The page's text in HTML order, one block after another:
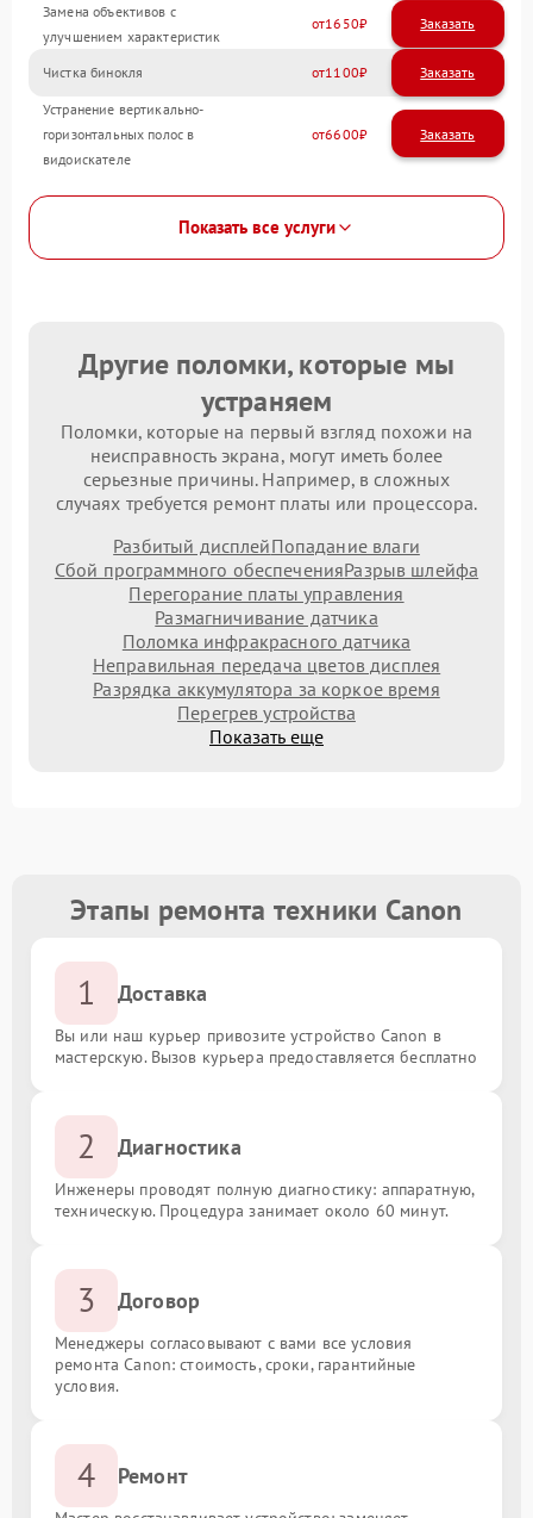
Замена объективов с
улучшением характеристик
1650
Чистка бинокля 1100
Устранение вертикально-
горизонтальных полос в
видоискателе
6600
Показать все услуги
Другие поломки, которые мы
устраняем
Поломки, которые на первый взгляд похожи на
неисправность экрана, могут иметь более
серьезные причины. Например, в сложных
случаях требуется ремонт платы или процессора.
Разбитый дисплейПопадание влаги
Сбой программного обеспеченияРазрыв шлейфа
Перегорание платы управления
Размагничивание датчика
Поломка инфракрасного датчика
Неправильная передача цветов дисплея
Разрядка аккумулятора за коркое время
Перегрев устройства
Показать еще
Этапы ремонта техники Canon
1 Доставка
Вы или наш курьер привозите устройство Canon в
мастерскую. Вызов курьера предоставляется бесплатно
2 Диагностика
Инженеры проводят полную диагностику: аппаратную,
техническую. Процедура занимает около 60 минут.
3 Договор
Менеджеры согласовывают с вами все условия
ремонта Canon: стоимость, сроки, гарантийные
условия.
4 Ремонт